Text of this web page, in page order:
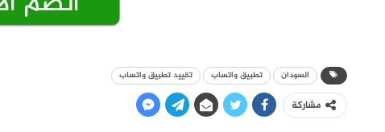
السودان تطبيق واتساب تقييد تطبيق واتساب
مشاركة